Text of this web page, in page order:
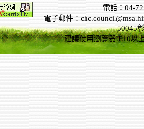
電話：04-
電子郵件：
50045
建議使用瀏覽器IE10以